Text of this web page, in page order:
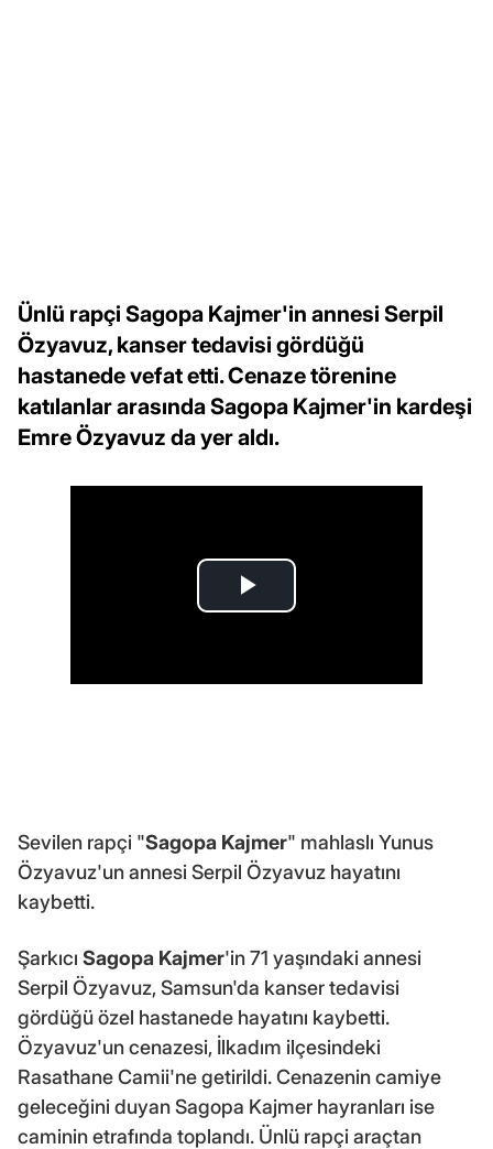
Ünlü rapçi Sagopa Kajmer'in annesi Serpil
Özyavuz, kanser tedavisi gördüğü
hastanede vefat etti. Cenaze törenine
katılanlar arasında Sagopa Kajmer'in kardeşi
Emre Özyavuz da yer aldı.
Sevilen rapçi "Sagopa Kajmer" mahlaslı Yunus
Özyavuz'un annesi Serpil Özyavuz hayatını
kaybetti.
Şarkıcı Sagopa Kajmer'in 71 yaşındaki annesi
Serpil Özyavuz, Samsun'da kanser tedavisi
gördüğü özel hastanede hayatını kaybetti.
Özyavuz'un cenazesi, İlkadım ilçesindeki
Rasathane Camii'ne getirildi. Cenazenin camiye
geleceğini duyan Sagopa Kajmer hayranları ise
caminin etrafında toplandı. Ünlü rapçi araçtan